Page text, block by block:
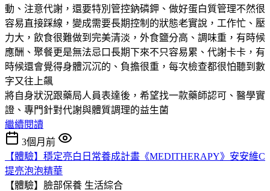
動、注意代謝，還要特別管控鈉磷鉀、做好蛋白質管理不然很
容易直接踩線，變成需要長期控制的狀態老實說，工作忙、壓
力大，飲食很難做到完美清淡，外食鹽分高、調味重，有時候
應酬、聚餐更是無法忌口長期下來不只容易累、代謝卡卡，有
時候還會覺得身體沉沉的、負擔很重，每次檢查都很怕聽到數
字又往上飆
將自身狀況跟藥局人員表達後，希望找一款藥師認可、醫學實
證、專門針對代謝與體質調理的益生菌
繼續閱讀
3個月前
【體驗】穩定亮白日常養成計畫《MEDITHERAPY》安安維C
提亮泡泡精華
【體驗】臉部保養 生活綜合